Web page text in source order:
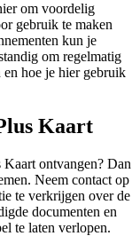
om voordelig
gebruik te maken
kun je
om regelmatig
hoe je hier gebruik
Kaart
ontvangen? Dan
Neem contact op
te verkrijgen over de
documenten en
te laten verlopen.